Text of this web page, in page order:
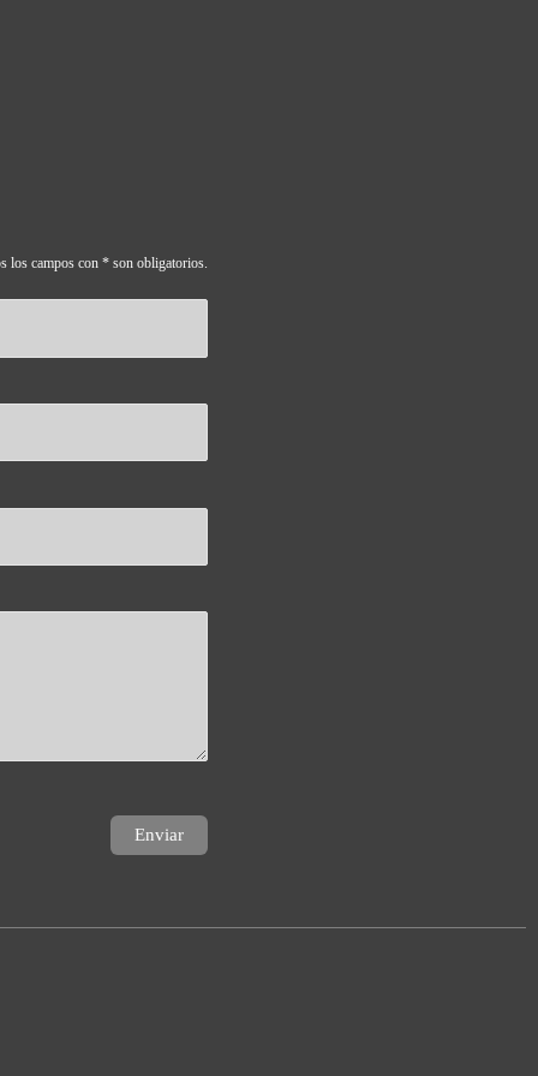
los campos con * son obligatorios.